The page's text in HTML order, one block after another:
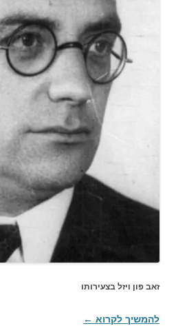
זאב פון ויזל בצעירותו
להמשיך לקרוא ←